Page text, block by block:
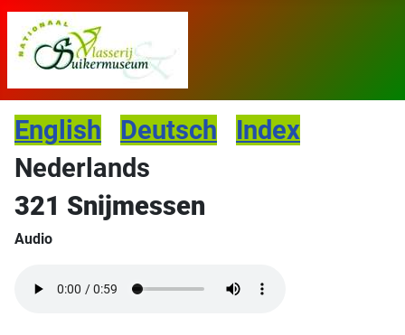
English Deutsch
Index
Nederlands
321 Snijmessen
Audio